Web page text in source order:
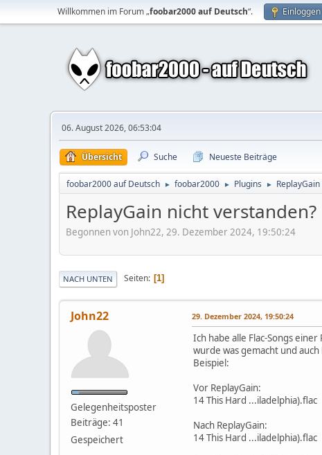
Willkommen im Forum „foobar2000 auf Deutsch“. Einloggen
06. August 2026, 06:53:04
Übersicht Suche Neueste Beiträge
foobar2000 auf Deutsch ► foobar2000 ► Plugins ►
ReplayGain nicht verstanden?
Begonnen von John22, 29. Dezember 2024, 19:50:24
NACH UNTEN Seiten 1
John22
Gelegenheitsposter
Beiträge: 41
Gespeichert
29. Dezember 2024, 19:50:24
Ich habe alle Flac-Songs
wurde was gemacht und
Beispiel:
Vor ReplayGain:
14 This Hard
Nach ReplayGain:
14 This Hard